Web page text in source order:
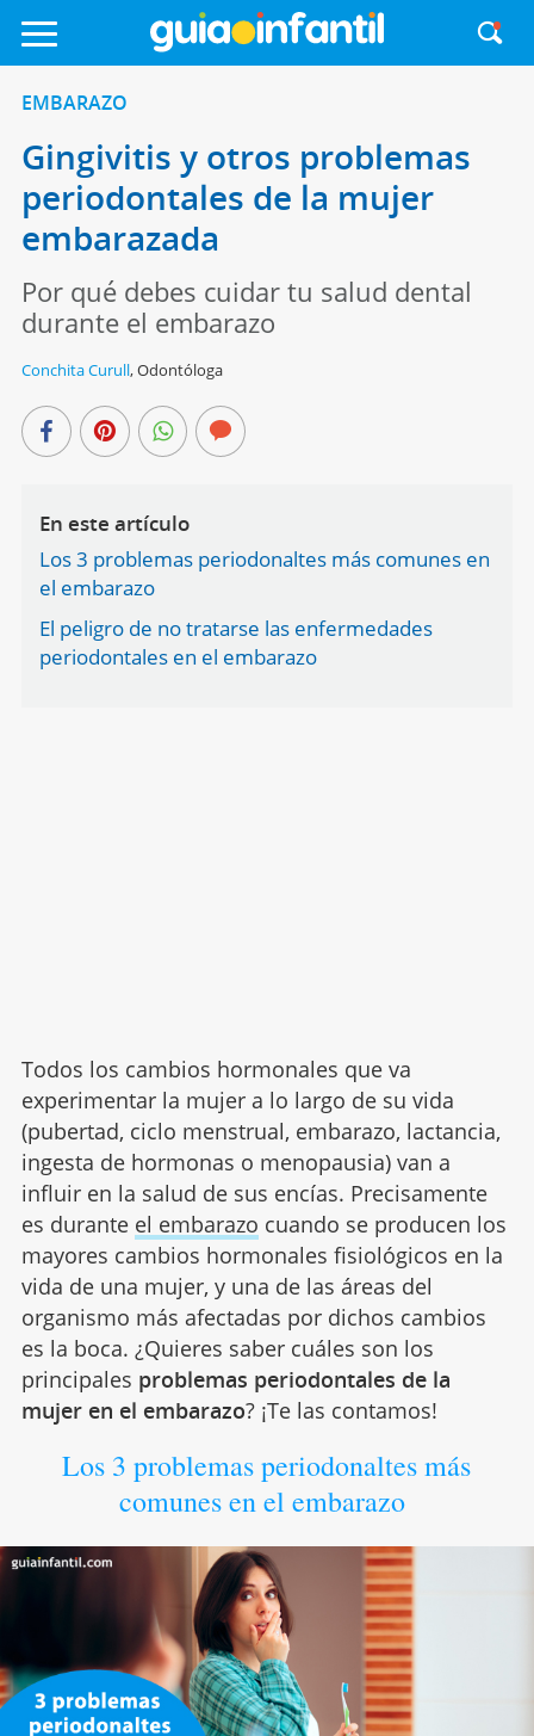
EMBARAZO
Gingivitis y otros problemas
periodontales de la mujer
embarazada
Por qué debes cuidar tu salud dental
durante el embarazo
Conchita Curull,Odontóloga
En este artículo
Los 3 problemas periodonaltes más comunes en
el embarazo
El peligro de no tratarse las enfermedades
periodontales en el embarazo
Todos los cambios hormonales que va
experimentar la mujer a lo largo de su vida
(pubertad, ciclo menstrual, embarazo, lactancia,
ingesta de hormonas o menopausia) van a
influir en la salud de sus encías. Precisamente
es durante el embarazo cuando se producen los
mayores cambios hormonales fisiológicos en la
vida de una mujer, y una de las áreas del
organismo más afectadas por dichos cambios
es la boca. ¿Quieres saber cuáles son los
principales problemas periodontales de la
mujer en el embarazo? ¡Te las contamos!
Los 3 problemas periodonaltes más
comunes en el embarazo